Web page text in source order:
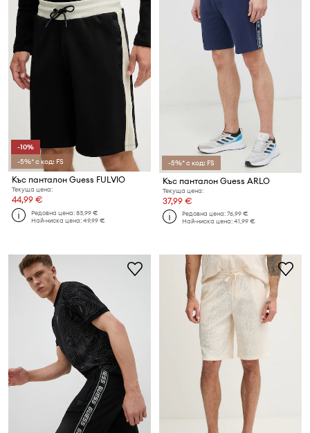
-10%
-5%* с код: FS
Къс панталон Guess FULVIO
Текуща цена:
44,99 €
Редовна цена:83,99 €
Най-ниска цена:49,99 €
-5%* с код: FS
Къс панталон Guess ARLO
Текуща цена:
37,99 €
Редовна цена:76,99 €
Най-ниска цена:41,99 €